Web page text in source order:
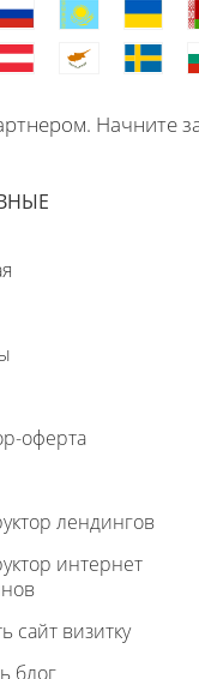
Начните
оферта
лендингов
интернет
сайт визитку
блог